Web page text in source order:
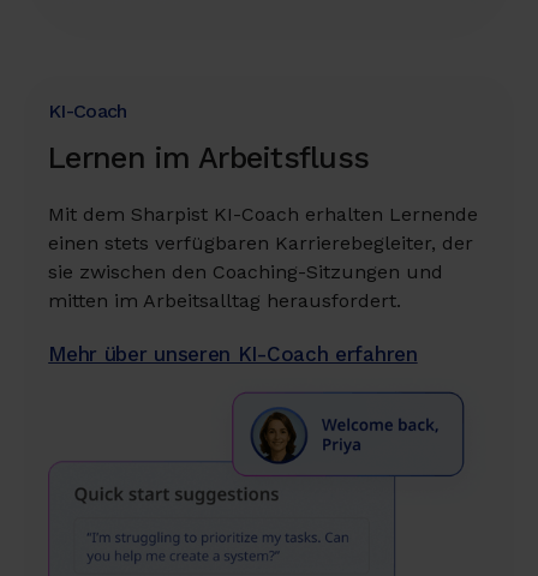
KI-Coach
Lernen im Arbeitsfluss
Mit dem Sharpist KI-Coach erhalten Lernende
einen stets verfügbaren Karrierebegleiter, der
sie zwischen den Coaching-Sitzungen und
mitten im Arbeitsalltag herausfordert.
Mehr über unseren KI-Coach erfahren